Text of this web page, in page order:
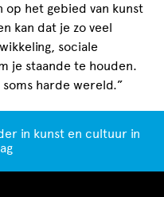
op het gebied van kunst
kan dat je zo veel
sociale
je staande te houden.
harde wereld.”
in kunst en cultuur in